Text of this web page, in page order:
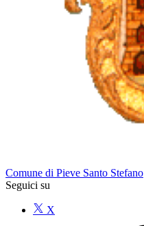
Comune di Pieve Santo Stefano
Seguici su
X